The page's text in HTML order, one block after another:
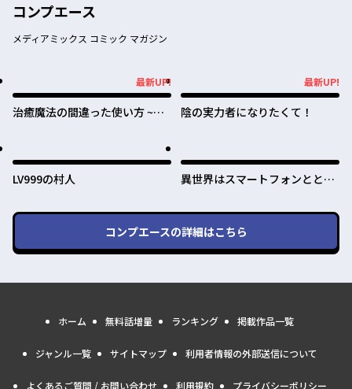
コンプエース
メディアミックス コミック マガジン
最新UP!
治癒魔法の間違った使い方 ~戦
最新UP!
陰の実力者になりたくて！
LV999の村人
異世界はスマートフォンととも
コンプエースの詳細はこちら
ホーム 無料話増量 ランキング 掲載作品一覧
ジャンル一覧 サイトマップ 利用者情報の外部送信について
よくあるご質問 / お問い合わせ 利用規約 プライバシーポリシー